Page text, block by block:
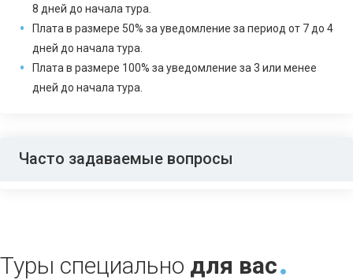
8 дней до начала тура.
Плата в размере 50% за уведомление за период от 7 до 4
дней до начала тура.
Плата в размере 100% за уведомление за 3 или менее
дней до начала тура.
Часто задаваемые вопросы
Туры специально для вас